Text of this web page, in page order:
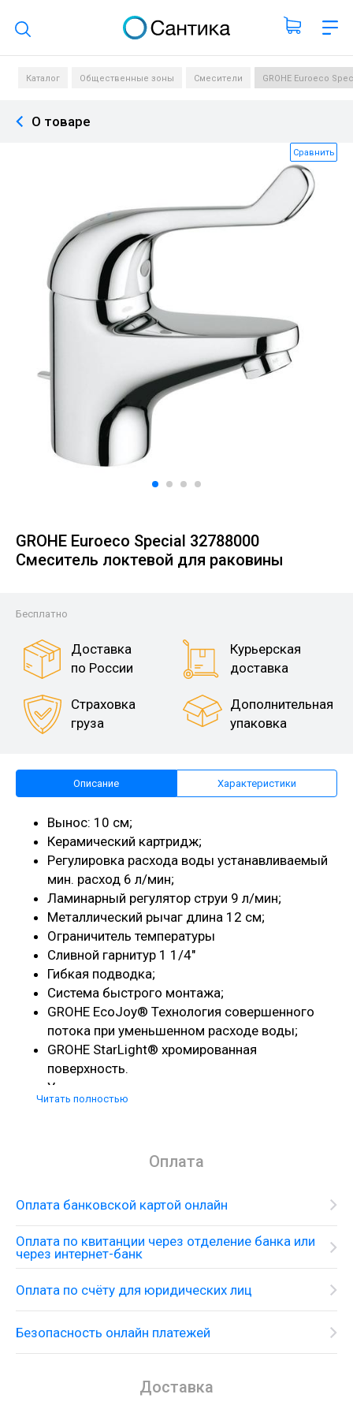
Поиск по каталогу
Каталог Общественные зоны Смесители GROHE Euroeco
О товаре
Сравнить
GROHE Euroeco Special 32788000
Смеситель локтевой для раковины
Бесплатно
Доставка
по России
Курьерская
доставка
Страховка
груза
Дополнительная
упаковка
Описание Характеристики
Вынос: 10 см;
Керамический картридж;
Регулировка расхода воды устанавливаемый
мин. расход 6 л/мин;
Ламинарный регулятор струи 9 л/мин;
Металлический рычаг длина 12 см;
Ограничитель температуры
Сливной гарнитур 1 1/4"
Гибкая подводка;
Система быстрого монтажа;
GROHE EcoJoy® Технология совершенного
потока при уменьшенном расходе воды;
GROHE StarLight® хромированная
поверхность.
У нас можно выгодно купить
смесители для раковин
Решения для раковины
отверстие и принадлежностями
Читать полностью
Оплата
Оплата банковской картой онлайн
Оплата по квитанции через отделение банка или
через интернет-банк
Оплата по счёту для юридических лиц
Безопасность онлайн платежей
Доставка